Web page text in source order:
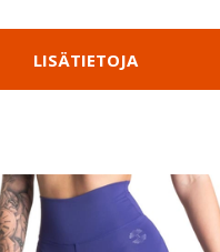
LISÄTIETOJA